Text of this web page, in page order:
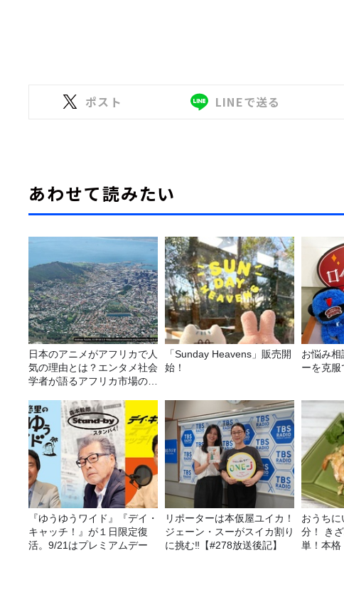
ポスト LINEで送る
あわせて読みたい
日本のアニメがアフリカで人
気の理由とは？エンタメ社会
学者が語るアフリカ市場のリ
「Sunday Heavens」販売開
始！
お悩み相
ーを克服
『ゆうゆうワイド』『デイ・
キャッチ！』が１日限定復
活。9/21はプレミアムデー
リポーターは本仮屋ユイカ！
ジェーン・スーがスイカ割り
に挑む‼【#278放送後記】
おうち
分！ き
単！本格